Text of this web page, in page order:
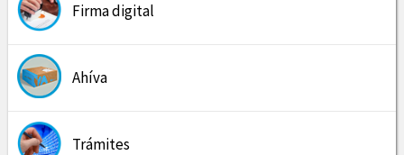
Firma digital
Ahíva
Trámites